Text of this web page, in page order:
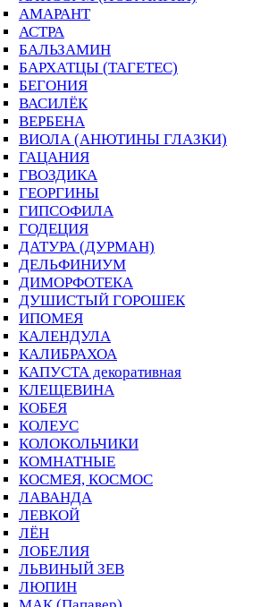
АМАРАНТ
АСТРА
БАЛЬЗАМИН
БАРХАТЦЫ (ТАГЕТЕС)
БЕГОНИЯ
ВАСИЛЁК
ВЕРБЕНА
ВИОЛА (АНЮТИНЫ ГЛАЗКИ)
ГАЦАНИЯ
ГВОЗДИКА
ГЕОРГИНЫ
ГИПСОФИЛА
ГОДЕЦИЯ
ДАТУРА (ДУРМАН)
ДЕЛЬФИНИУМ
ДИМОРФОТЕКА
ДУШИСТЫЙ ГОРОШЕК
ИПОМЕЯ
КАЛЕНДУЛА
КАЛИБРАХОА
КАПУСТА декоративная
КЛЕЩЕВИНА
КОБЕЯ
КОЛЕУС
КОЛОКОЛЬЧИКИ
КОМНАТНЫЕ
КОСМЕЯ, КОСМОС
ЛАВАНДА
ЛЕВКОЙ
ЛЁН
ЛОБЕЛИЯ
ЛЬВИНЫЙ ЗЕВ
ЛЮПИН